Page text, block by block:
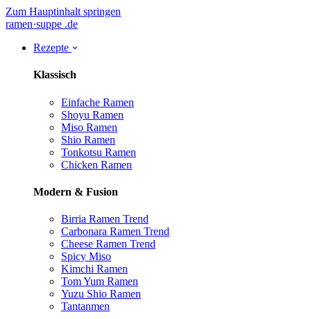
Zum Hauptinhalt springen
ramen·suppe .de
Rezepte
Klassisch
Einfache Ramen
Shoyu Ramen
Miso Ramen
Shio Ramen
Tonkotsu Ramen
Chicken Ramen
Modern & Fusion
Birria Ramen Trend
Carbonara Ramen Trend
Cheese Ramen Trend
Spicy Miso
Kimchi Ramen
Tom Yum Ramen
Yuzu Shio Ramen
Tantanmen